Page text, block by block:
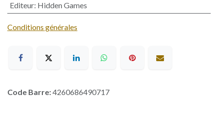
Editeur: Hidden Games
Conditions générales
Code Barre:4260686490717